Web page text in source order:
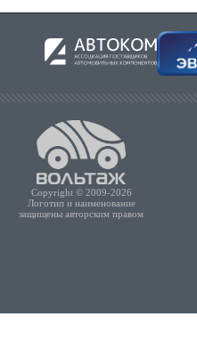
Copyright © 2009-2026
Логотип и наименование
защищены авторским правом